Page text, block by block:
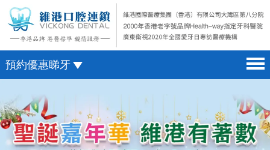
預約優惠睇牙
首頁 home page
醫院簡介 hospital introduction
醫生介紹 doctor introduction
澳門電話預約
微信預約
WhatsApp預約